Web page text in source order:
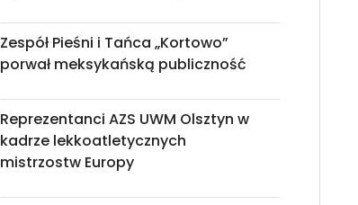
Zespół Pieśni i Tańca „Kortowo”
porwał meksykańską publiczność
Reprezentanci AZS UWM Olsztyn w
kadrze lekkoatletycznych
mistrzostw Europy